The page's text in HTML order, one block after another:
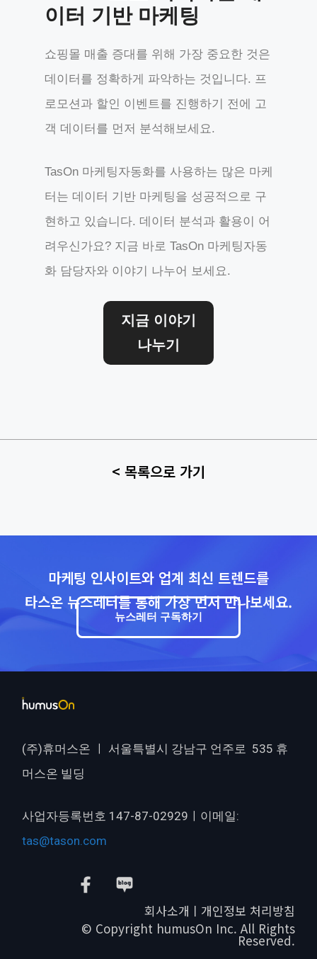
이터 기반 마케팅
쇼핑몰 매출 증대를 위해 가장 중요한 것은
데이터를 정확하게 파악하는 것입니다. 프
로모션과 할인 이벤트를 진행하기 전에 고
객 데이터를 먼저 분석해보세요.
TasOn 마케팅자동화를 사용하는 많은 마케
터는 데이터 기반 마케팅을 성공적으로 구
현하고 있습니다. 데이터 분석과 활용이 어
려우신가요? 지금 바로 TasOn 마케팅자동
화 담당자와 이야기 나누어 보세요.
지금 이야기
나누기
< 목록으로 가기
마케팅 인사이트와 업계 최신 트렌드를
타스온 뉴스레터를 통해 가장 먼저 만나보세요.
뉴스레터 구독하기
(주)휴머스온 ㅣ 서울특별시 강남구 언주로 535 휴
머스온 빌딩
사업자등록번호 147-87-02929ㅣ이메일:
tas@tason.com
회사소개ㅣ개인정보 처리방침
© Copyright humusOn Inc. All Rights
Reserved.